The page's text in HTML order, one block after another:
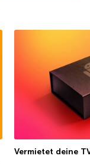
Vermietet deine